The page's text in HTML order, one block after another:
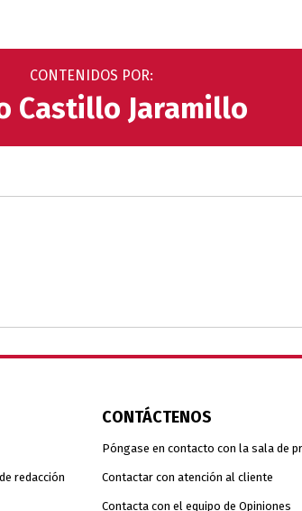
CONTENIDOS POR:
Castillo Jaramillo
redacción
CONTÁCTENOS
Póngase en contacto con la sala de
Contactar con atención al cliente
Contacta con el equipo de Opiniones